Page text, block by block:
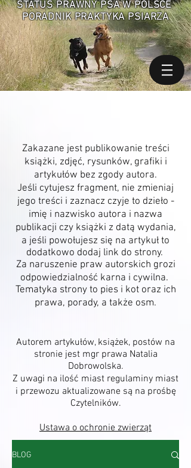
STATUS PRAWNY PSA W POLSCE
PORADNIK PRAKTYKA PSIARZA
Zakazane jest publikowanie treści
książki, zdjęć, rysunków, grafiki i
artykułów bez zgody autora.
Jeśli cytujesz fragment, nie zmieniaj
jego treści i zaznacz czyje to dzieło -
imię i nazwisko autora i nazwa
publikacji czy książki z datą wydania,
a jeśli powołujesz się na artykuł to
dodatkowo dodaj link do strony.
Za naruszenie praw autorskich grozi
odpowiedzialność karna i cywilna.
Tematyka strony to pies i kot oraz ich
prawa, porady, a także osm.
Autorem artykułów, książek, postów na
stronie jest mgr prawa Natalia
Dobrowolska.
Z uwagi na ilość miast regulaminy miast
i przewozu aktualizowane są na prośbę
Czytelników.
Ustawa o ochronie zwierząt
BLOG